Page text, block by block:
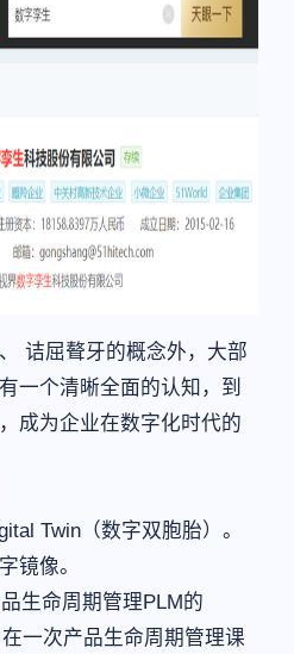
诘屈聱牙的概念外，大部
一个清晰全面的认知，到
成为企业在数字化时代的
Twin（数字双胞胎）。
镜像。
生命周期管理PLM的
一次产品生命周期管理课